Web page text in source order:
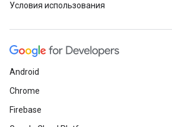
Условия использования
Android
Chrome
Firebase